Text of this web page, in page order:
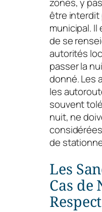
être interdit
municipal.
de se
autorités
passer la
donné. Les
les
souvent
nuit, ne
de
Les
Cas de
Respect